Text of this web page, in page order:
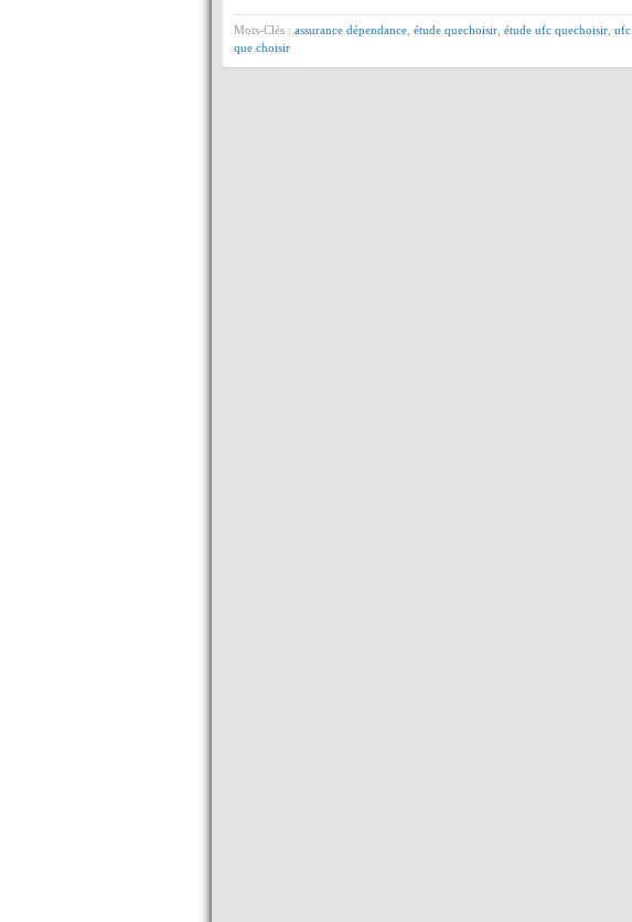
Mots-Clés : assurance dépendance étude quechoisir étude ufc quechoisir ufc
que choisir